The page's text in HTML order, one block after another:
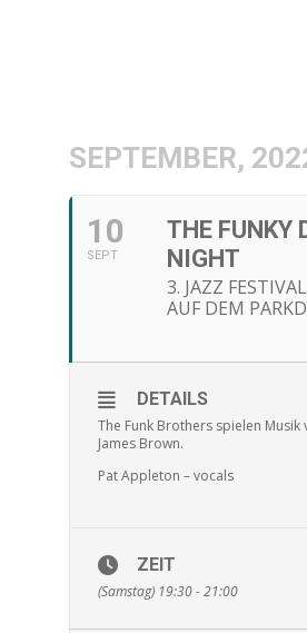
SEPTEMBER,
10
SEPT
THE FUNKY
NIGHT
3. JAZZ
AUF DEM
DETAILS
The Funk Brothers spielen Musik
James Brown.
Pat Appleton – vocals
ZEIT
(Samstag) 19:30 - 21:00